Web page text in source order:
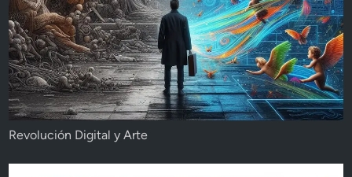
Revolución Digital y Arte